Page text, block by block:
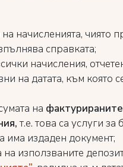
начисленията, чиято
справката;
начисления,
на датата, към която
на
т.е. това са услуги
има издаден документ;
на използваните